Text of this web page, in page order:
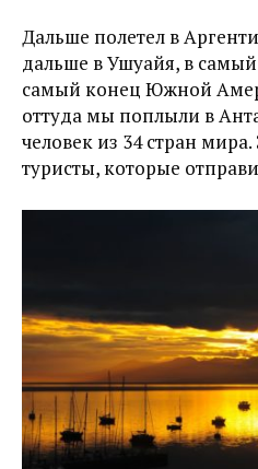
Дальше полетел в
дальше в Ушуайя, в
самый конец Южной
оттуда мы поплыли в
человек из 34 стран
туристы, которые